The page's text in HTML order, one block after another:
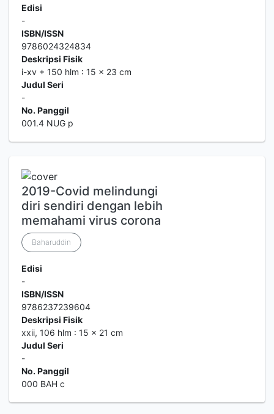
Edisi
-
ISBN/ISSN
9786024324834
Deskripsi Fisik
i-xv + 150 hlm : 15 x 23 cm
Judul Seri
-
No. Panggil
001.4 NUG p
2019-Covid melindungi
diri sendiri dengan lebih
memahami virus corona
Baharuddin
Edisi
-
ISBN/ISSN
9786237239604
Deskripsi Fisik
xxii, 106 hlm : 15 x 21 cm
Judul Seri
-
No. Panggil
000 BAH c